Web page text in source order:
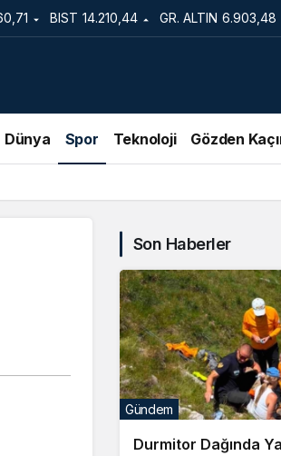
BIST 14.210,44 GR. ALTIN 6.903,48
Dünya Spor Teknoloji Gözden
Gündüz
Gündüz
Gece Modu
Gece
Sistem
Son Haberler
Durmitor Dağında
Gündem